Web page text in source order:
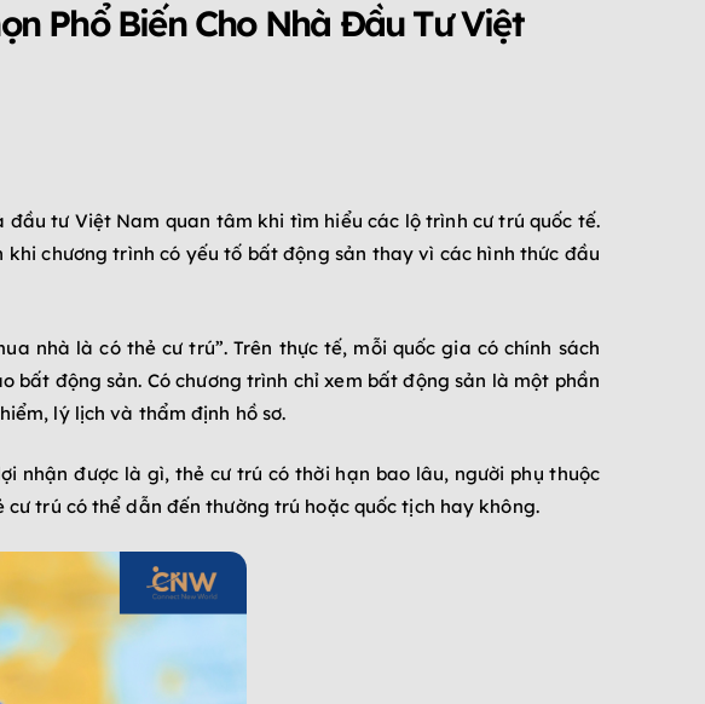
Phổ Biến Cho Nhà Đầu Tư Việt
tư Việt Nam quan tâm khi tìm hiểu các lộ trình cư trú quốc tế.
chương trình có yếu tố bất động sản thay vì các hình thức đầu
nhà là có thẻ cư trú”. Trên thực tế, mỗi quốc gia có chính sách
động sản. Có chương trình chỉ xem bất động sản là một phần
lý lịch và thẩm định hồ sơ.
nhận được là gì, thẻ cư trú có thời hạn bao lâu, người phụ thuộc
trú có thể dẫn đến thường trú hoặc quốc tịch hay không.